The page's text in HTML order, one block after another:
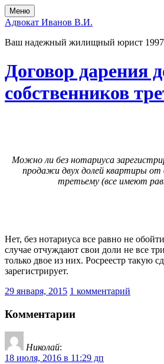
Skip
to
the
content
Skip
to
the
main
Меню
Адвокат Иванов В.И.
Ваш надежный жилищный юрист 1997
Договор дарения
собственников
Можно ли без нотариуса
продажи двух долей квартиры от
третьему (все имеют
Нет, без нотариуса все равно не
случае отчуждают свои доли не все
только двое из них. Росреестр такую
зарегистрирует.
29 января, 2015 1 комментарий
Комментарии
Николай:
18 июля, 2016 в 11:29 дп